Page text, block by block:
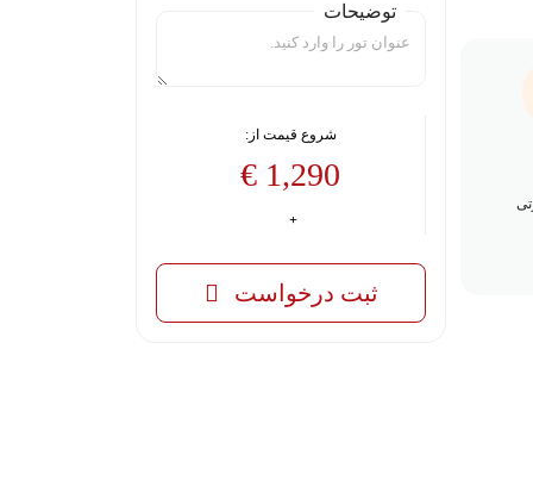
توضیحات
شروع قیمت از:
1,290 €
ثبت درخواست